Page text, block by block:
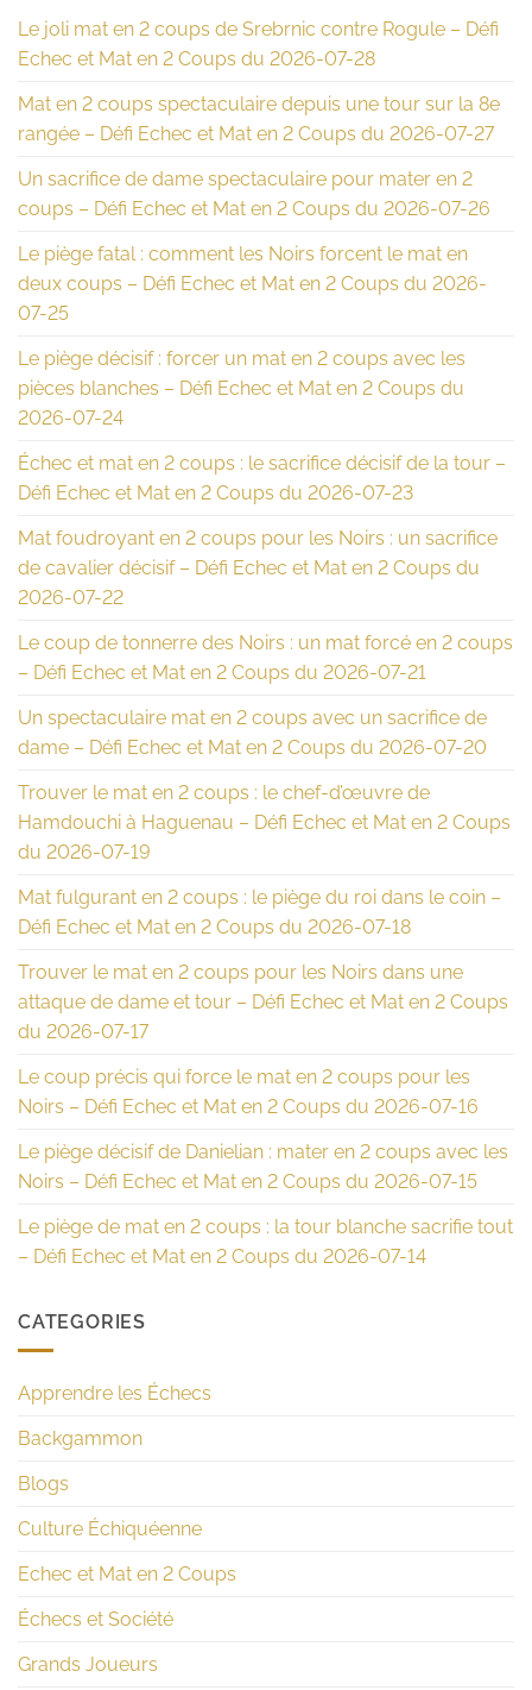
Le joli mat en 2 coups de Srebrnic contre Rogule – Défi
Echec et Mat en 2 Coups du 2026-07-28
Mat en 2 coups spectaculaire depuis une tour sur la 8e
rangée – Défi Echec et Mat en 2 Coups du 2026-07-27
Un sacrifice de dame spectaculaire pour mater en 2
coups – Défi Echec et Mat en 2 Coups du 2026-07-26
Le piège fatal : comment les Noirs forcent le mat en
deux coups – Défi Echec et Mat en 2 Coups du 2026-
07-25
Le piège décisif : forcer un mat en 2 coups avec les
pièces blanches – Défi Echec et Mat en 2 Coups du
2026-07-24
Échec et mat en 2 coups : le sacrifice décisif de la tour –
Défi Echec et Mat en 2 Coups du 2026-07-23
Mat foudroyant en 2 coups pour les Noirs : un sacrifice
de cavalier décisif – Défi Echec et Mat en 2 Coups du
2026-07-22
Le coup de tonnerre des Noirs : un mat forcé en 2 coups
– Défi Echec et Mat en 2 Coups du 2026-07-21
Un spectaculaire mat en 2 coups avec un sacrifice de
dame – Défi Echec et Mat en 2 Coups du 2026-07-20
Trouver le mat en 2 coups : le chef-d’œuvre de
Hamdouchi à Haguenau – Défi Echec et Mat en 2 Coups
du 2026-07-19
Mat fulgurant en 2 coups : le piège du roi dans le coin –
Défi Echec et Mat en 2 Coups du 2026-07-18
Trouver le mat en 2 coups pour les Noirs dans une
attaque de dame et tour – Défi Echec et Mat en 2 Coups
du 2026-07-17
Le coup précis qui force le mat en 2 coups pour les
Noirs – Défi Echec et Mat en 2 Coups du 2026-07-16
Le piège décisif de Danielian : mater en 2 coups avec les
Noirs – Défi Echec et Mat en 2 Coups du 2026-07-15
Le piège de mat en 2 coups : la tour blanche sacrifie tout
– Défi Echec et Mat en 2 Coups du 2026-07-14
CATEGORIES
Apprendre les Échecs
Backgammon
Blogs
Culture Échiquéenne
Echec et Mat en 2 Coups
Échecs et Société
Grands Joueurs